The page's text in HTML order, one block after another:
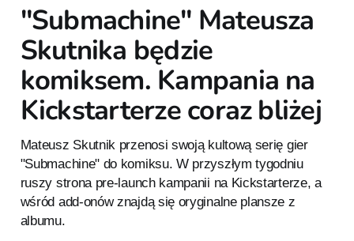
"Submachine" Mateusza
Skutnika będzie
komiksem. Kampania na
Kickstarterze coraz bliżej
Mateusz Skutnik przenosi swoją kultową serię gier
"Submachine" do komiksu. W przyszłym tygodniu
ruszy strona pre-launch kampanii na Kickstarterze, a
wśród add-onów znajdą się oryginalne plansze z
albumu.